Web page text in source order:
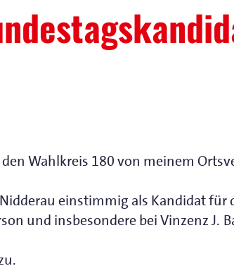
Wahlkreis 180 von meinem
einstimmig als Kandidat für
und insbesondere bei Vinzenz J.